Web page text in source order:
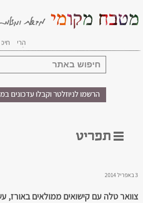
3 באפריל 2014
צוואר טלה עם קישואים ממולאים באורז,